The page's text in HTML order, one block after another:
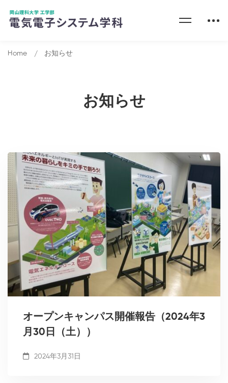
お知らせ
Home お知らせ
オープンキャンパス開催報告（2024年3
月30日（土））
2024年3月31日